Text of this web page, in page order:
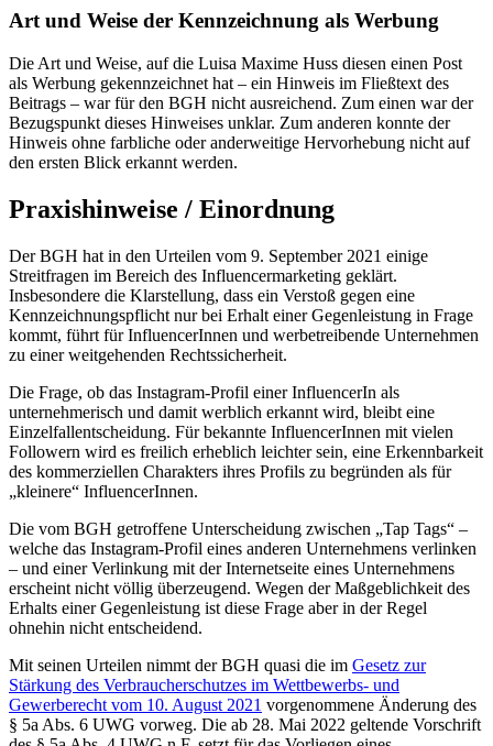
Art und Weise der Kennzeichnung als Werbung
Die Art und Weise, auf die Luisa Maxime Huss diesen einen Post
als Werbung gekennzeichnet hat – ein Hinweis im Fließtext des
Beitrags – war für den BGH nicht ausreichend. Zum einen war der
Bezugspunkt dieses Hinweises unklar. Zum anderen konnte der
Hinweis ohne farbliche oder anderweitige Hervorhebung nicht auf
den ersten Blick erkannt werden.
Praxishinweise / Einordnung
Der BGH hat in den Urteilen vom 9. September 2021 einige
Streitfragen im Bereich des Influencermarketing geklärt.
Insbesondere die Klarstellung, dass ein Verstoß gegen eine
Kennzeichnungspflicht nur bei Erhalt einer Gegenleistung in Frage
kommt, führt für InfluencerInnen und werbetreibende Unternehmen
zu einer weitgehenden Rechtssicherheit.
Die Frage, ob das Instagram-Profil einer InfluencerIn als
unternehmerisch und damit werblich erkannt wird, bleibt eine
Einzelfallentscheidung. Für bekannte InfluencerInnen mit vielen
Followern wird es freilich erheblich leichter sein, eine Erkennbarkeit
des kommerziellen Charakters ihres Profils zu begründen als für
„kleinere“ InfluencerInnen.
Die vom BGH getroffene Unterscheidung zwischen „Tap Tags“ –
welche das Instagram-Profil eines anderen Unternehmens verlinken
– und einer Verlinkung mit der Internetseite eines Unternehmens
erscheint nicht völlig überzeugend. Wegen der Maßgeblichkeit des
Erhalts einer Gegenleistung ist diese Frage aber in der Regel
ohnehin nicht entscheidend.
Mit seinen Urteilen nimmt der BGH quasi die im Gesetz zur
Stärkung des Verbraucherschutzes im Wettbewerbs- und
Gewerberecht vom 10. August 2021 vorgenommene Änderung des
§ 5a Abs. 6 UWG vorweg. Die ab 28. Mai 2022 geltende Vorschrift